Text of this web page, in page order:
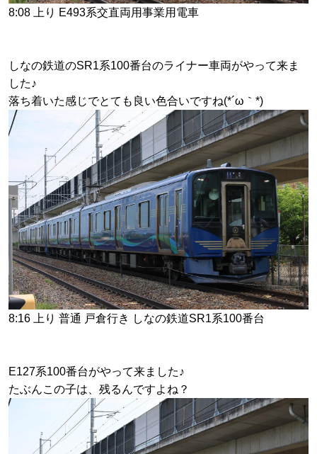
8:08 上り E493系交直両用事業用電車
しなの鉄道のSR1系100番台のライナー車両がやって来ま
した♪
落ち着いた感じでとても良い色合いですね(*´ω｀*)
8:16 上り 普通 戸倉行き しなの鉄道SR1系100番台
E127系100番台がやって来ました♪
たぶんこの子は、残るんですよね？